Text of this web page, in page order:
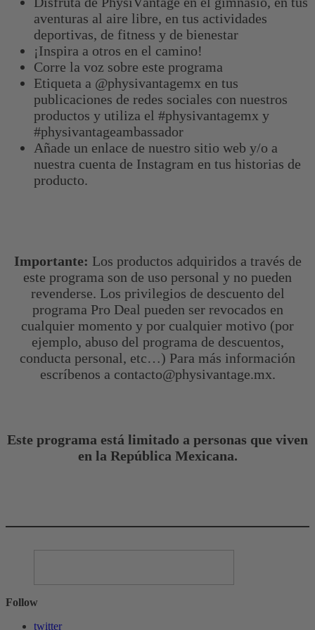
aventuras al aire libre, en tus actividades
deportivas, de fitness y de bienestar
¡Inspira a otros en el camino!
Corre la voz sobre este programa
Etiqueta a @physivantagemx en tus
publicaciones de redes sociales con nuestros
productos y utiliza el #physivantagemx y
#physivantageambassador
Añade un enlace de nuestro sitio web y/o a
nuestra cuenta de Instagram en tus historias de
producto.
Importante: Los productos adquiridos a través de
este programa son de uso personal y no pueden
revenderse. Los privilegios de descuento del
programa Pro Deal pueden ser revocados en
cualquier momento y por cualquier motivo (por
ejemplo, abuso del programa de descuentos,
conducta personal, etc…) Para más información
escríbenos a contacto@physivantage.mx.
Este programa está limitado a personas que viven
en la República Mexicana.
Follow
twitter